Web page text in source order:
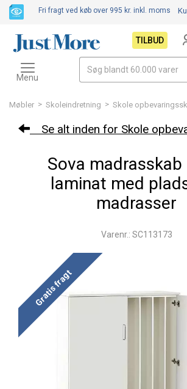
Møbler > Skoleindretning > Skole
Se alt inden for Skole
Sova madrasskab
laminat med
madrasser
Varenr.: SC113173
Gratis fragt
Fri fragt ved køb over 995 kr. inkl. moms
TILBUD
Toggle
navigation
Menu